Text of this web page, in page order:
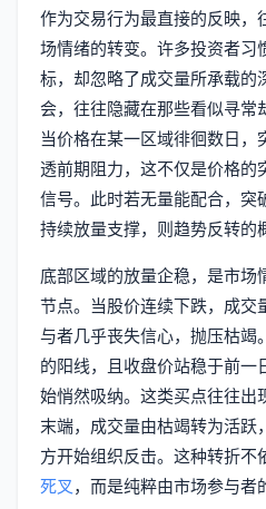
作为交易行为最直接的反映，
场情绪的转变。许多投资者习
标，却忽略了成交量所承载的
会，往往隐藏在那些看似寻常
当价格在某一区域徘徊数日，
透前期阻力，这不仅是价格的
信号。此时若无量能配合，突
持续放量支撑，则趋势反转的
底部区域的放量企稳，是市场
节点。当股价连续下跌，成交
与者几乎丧失信心，抛压枯竭
的阳线，且收盘价站稳于前一
始悄然吸纳。这类买点往往出
末端，成交量由枯竭转为活跃
方开始组织反击。这种转折不
死叉 ，而是纯粹由市场参与者